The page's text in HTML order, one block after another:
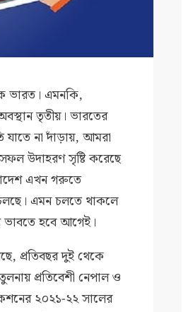
ভারত। এমনকি,
তৃতীয়। ভারতের
যাতে না দাঁড়ায়, আমরা
উদাহরণ সৃষ্টি করেছে
এখন গরুতে
এমন চলতে থাকলে
ভাবতে হবে আগেই।
প্রতিবছর দুই থেকে
প্রতিবেশী নেপাল ও
২০২১-২২ সালের